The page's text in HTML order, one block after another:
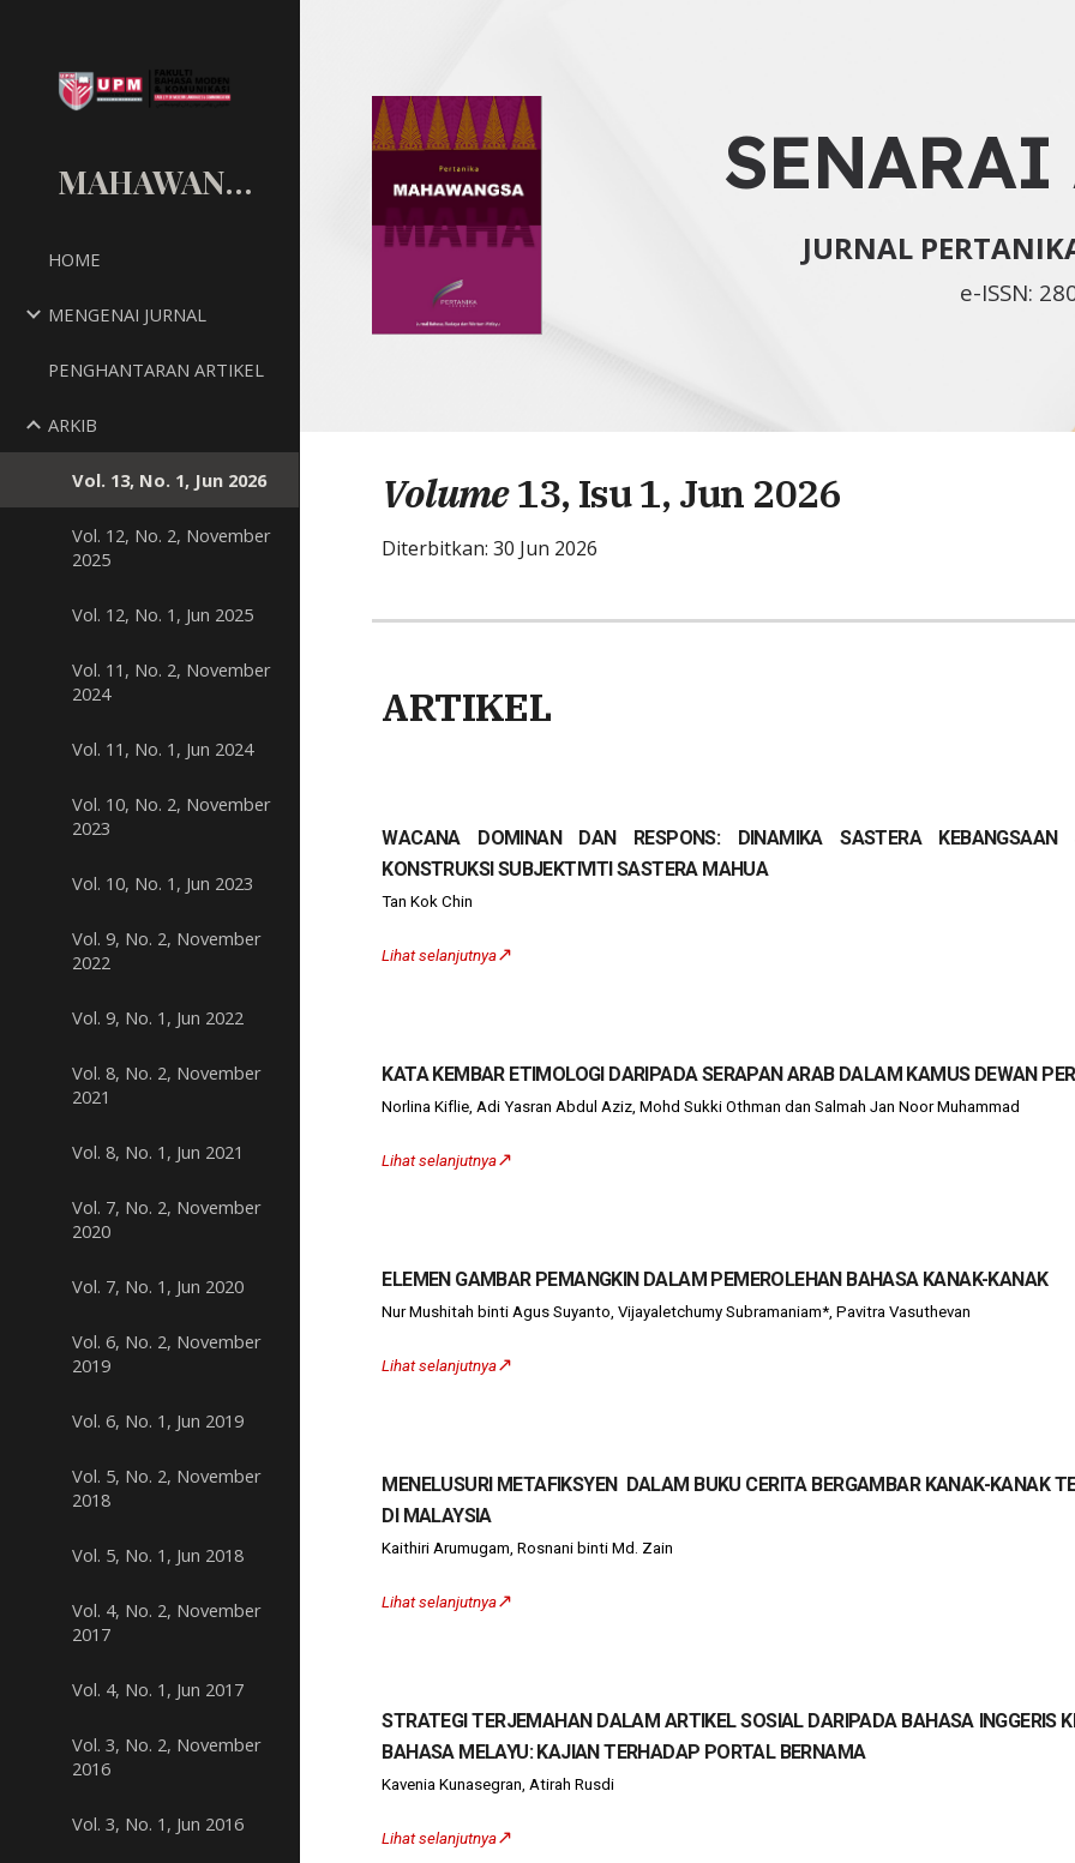
MAHAWANGSA
HOME
MENGENAI JURNAL
PENGHANTARAN ARTIKEL
ARKIB
Vol. 13, No. 1, Jun 2026
Vol. 12, No. 2, November
2025
Vol. 12, No. 1, Jun 2025
Vol. 11, No. 2, November
2024
Vol. 11, No. 1, Jun 2024
Vol. 10, No. 2, November
2023
Vol. 10, No. 1, Jun 2023
Vol. 9, No. 2, November
2022
Vol. 9, No. 1, Jun 2022
Vol. 8, No. 2, November
2021
Vol. 8, No. 1, Jun 2021
Vol. 7, No. 2, November
2020
Vol. 7, No. 1, Jun 2020
Vol. 6, No. 2, November
2019
Vol. 6, No. 1, Jun 2019
Vol. 5, No. 2, November
2018
Vol. 5, No. 1, Jun 2018
Vol. 4, No. 2, November
2017
Vol. 4, No. 1, Jun 2017
Vol. 3, No. 2, November
2016
Vol. 3, No. 1, Jun 2016
SENARAI
JURNAL
e-ISSN:
Volume13, Isu 1, Jun 2026
Diterbitkan: 30 Jun 2026
ARTIKEL
WACANA DOMINAN DAN RESPONS: DINAMIKA SASTERA KEBANGSAAN
KONSTRUKSI SUBJEKTIVITI SASTERA MAHUA
Tan Kok Chin
Lihat selanjutnya↗️
KATA KEMBAR ETIMOLOGI DARIPADA SERAPAN ARAB DALAM KAMUS DEWAN
Norlina Kiflie, Adi Yasran Abdul Aziz, Mohd Sukki Othman dan Salmah Jan Noor Muhammad
Lihat selanjutnya↗️
ELEMEN GAMBAR PEMANGKIN DALAM PEMEROLEHAN BAHASA KANAK-KANAK
Nur Mushitah binti Agus Suyanto, Vijayaletchumy Subramaniam*, Pavitra Vasuthevan
Lihat selanjutnya↗️
MENELUSURI METAFIKSYEN DALAM BUKU CERITA BERGAMBAR KANAK-KANAK
DI MALAYSIA
Kaithiri Arumugam, Rosnani binti Md. Zain
Lihat selanjutnya↗️
STRATEGI TERJEMAHAN DALAM ARTIKEL SOSIAL DARIPADA BAHASA INGGERIS
BAHASA MELAYU: KAJIAN TERHADAP PORTAL BERNAMA
Kavenia Kunasegran, Atirah Rusdi
Lihat selanjutnya↗️